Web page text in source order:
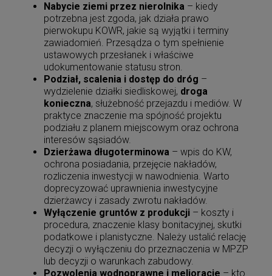
Nabycie ziemi przez nierolnika – kiedy
potrzebna jest zgoda, jak działa prawo
pierwokupu KOWR, jakie są wyjątki i terminy
zawiadomień. Przesądza o tym spełnienie
ustawowych przesłanek i właściwe
udokumentowanie statusu stron.
Podział, scalenia i dostęp do dróg –
wydzielenie działki siedliskowej, droga
konieczna, służebność przejazdu i mediów. W
praktyce znaczenie ma spójność projektu
podziału z planem miejscowym oraz ochrona
interesów sąsiadów.
Dzierżawa długoterminowa – wpis do KW,
ochrona posiadania, przejęcie nakładów,
rozliczenia inwestycji w nawodnienia. Warto
doprecyzować uprawnienia inwestycyjne
dzierżawcy i zasady zwrotu nakładów.
Wyłączenie gruntów z produkcji – koszty i
procedura, znaczenie klasy bonitacyjnej, skutki
podatkowe i planistyczne. Należy ustalić relację
decyzji o wyłączeniu do przeznaczenia w MPZP
lub decyzji o warunkach zabudowy.
Pozwolenia wodnoprawne i melioracje – kto